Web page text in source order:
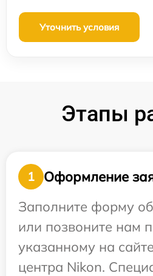
Уточнить условия
Этапы
1
Оформление
Заполните форму
или позвоните нам
указанному на
центра Nikon.